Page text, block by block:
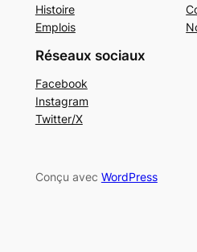
Histoire
Emplois
Réseaux sociaux
Facebook
Instagram
Twitter/X
Conçu avec WordPress